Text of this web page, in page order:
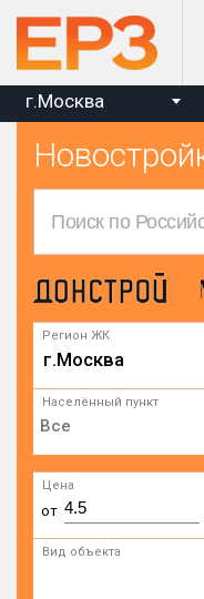
г.Москва
Регион ЖК
г.Москва
Населённый пункт
Цена
от
Вид объекта